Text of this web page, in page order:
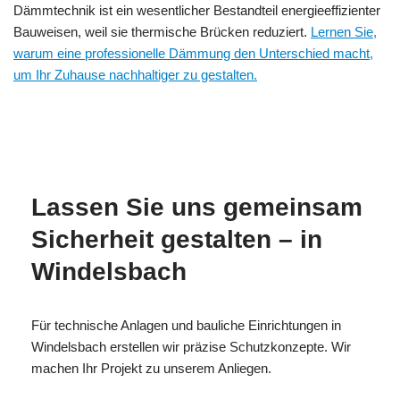
Dämmtechnik ist ein wesentlicher Bestandteil energieeffizienter
Bauweisen, weil sie thermische Brücken reduziert. Lernen Sie,
warum eine professionelle Dämmung den Unterschied macht,
um Ihr Zuhause nachhaltiger zu gestalten.
Lassen Sie uns gemeinsam
Sicherheit gestalten – in
Windelsbach
Für technische Anlagen und bauliche Einrichtungen in
Windelsbach erstellen wir präzise Schutzkonzepte. Wir
machen Ihr Projekt zu unserem Anliegen.